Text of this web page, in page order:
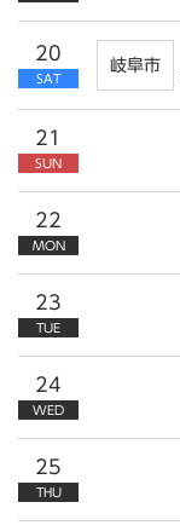
20
SAT
岐阜市
21
SUN
22
MON
23
TUE
24
WED
25
THU